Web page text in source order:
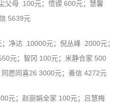
父母 100元；悟锲 600元；慧馨
5639元
净达 10000元；倪丛峰 2000元；
元；智冈 100元；米静合家 500
愿同喜26 3000元；善信 4272元
元；赵丽娟全家 100元；吕慧梅